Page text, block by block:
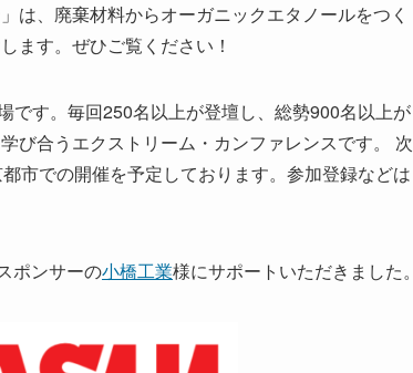
は、廃棄材料からオーガニックエタノールをつく
ます。ぜひご覧ください！
です。毎回250名以上が登壇し、総勢900名以上が
び合うエクストリーム・カンファレンスです。 次
市での開催を予定しております。参加登録などは
ポンサーの小橋工業様にサポートいただきました。